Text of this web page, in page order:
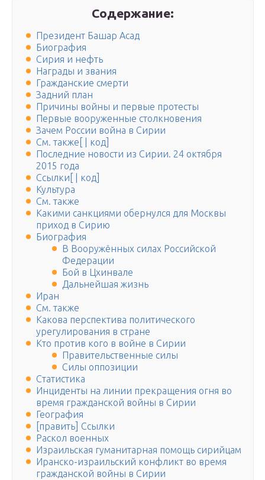
Содержание:
Президент Башар Асад
Биография
Сирия и нефть
Награды и звания
Гражданские смерти
Задний план
Причины войны и первые протесты
Первые вооруженные столкновения
Зачем России война в Сирии
См. также[ | код]
Последние новости из Сирии. 24 октября
2015 года
Ссылки[ | код]
Культура
См. также
Какими санкциями обернулся для Москвы
приход в Сирию
Биография
В Вооружённых силах Российской
Федерации
Бой в Цхинвале
Дальнейшая жизнь
Иран
См. также
Какова перспектива политического
урегулирования в стране
Кто против кого в войне в Сирии
Правительственные силы
Силы оппозиции
Статистика
Инциденты на линии прекращения огня во
время гражданской войны в Сирии
География
[править] Ссылки
Раскол военных
Израильская гуманитарная помощь сирийцам
Иранско-израильский конфликт во время
гражданской войны в Сирии